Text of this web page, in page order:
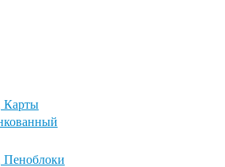
Карты
Пеноблоки